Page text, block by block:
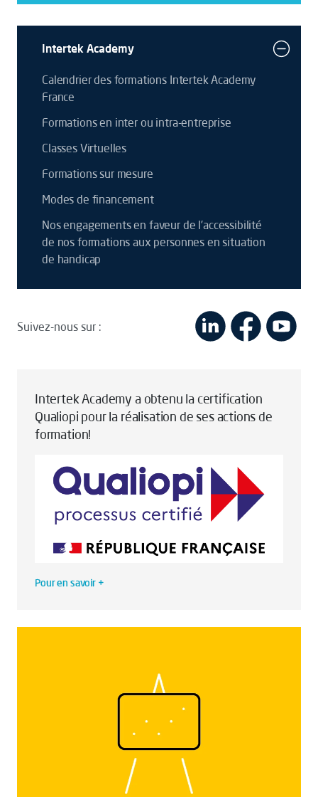
Intertek Academy
Calendrier des formations Intertek Academy
France
Formations en inter ou intra-entreprise
Classes Virtuelles
Formations sur mesure
Modes de financement
Nos engagements en faveur de l’accessibilité
de nos formations aux personnes en situation
de handicap
Suivez-nous sur :
Intertek Academy a obtenu la certification
Qualiopi pour la réalisation de ses actions de
formation!
Pour en savoir +